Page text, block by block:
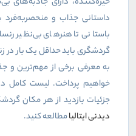
داستانی جذاب و منحصربه‌فرد
باستانی تا هنرهای بی‌نظیر
گردشگری باید حداقل یک بار در
به معرفی برخی از مهم‌ترین و
خواهیم پرداخت. لیست کامل
جزئیات بازدید از هر مکان
دیدنی ایتالیامطالعه کنید.